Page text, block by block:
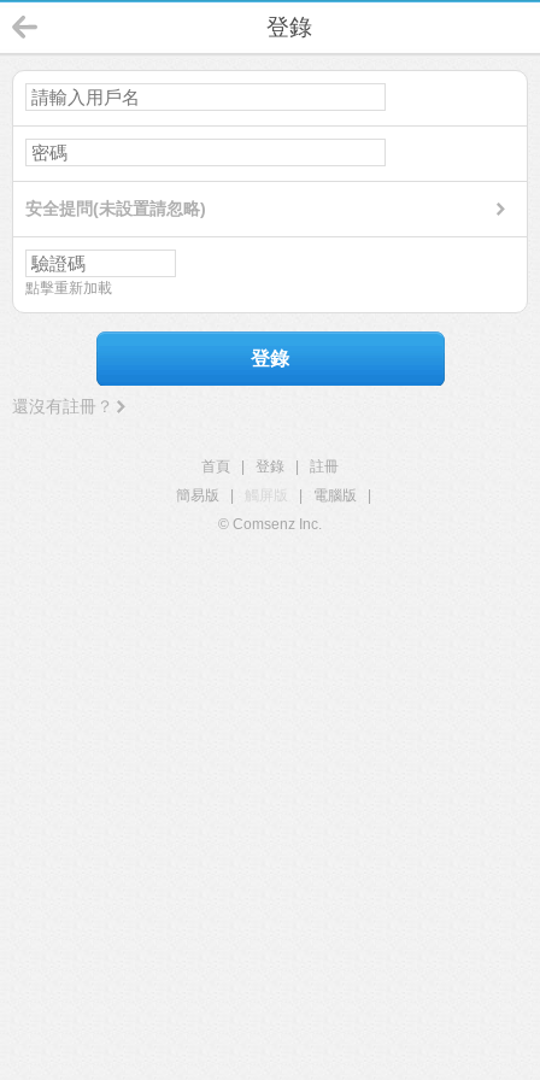
登錄
安全提問(未設置請忽略)
點擊重新加載
登錄
還沒有註冊？
首頁 登錄
註冊
簡易版
觸屏版 電腦版
© Comsenz Inc.